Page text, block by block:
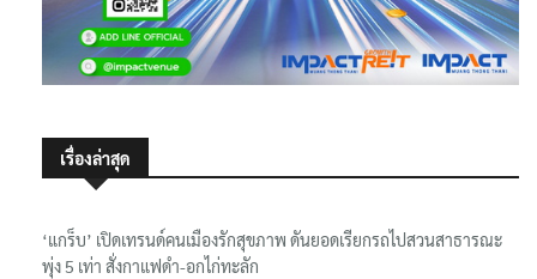
เรื่องล่าสุด
‘แกร็บ’ เปิดเทรนด์คนเมืองรักสุขภาพ ดันยอดเรียกรถไปสวนสาธารณะ
พุ่ง 5 เท่า สั่งกาแฟดำ-อกไก่ทะลัก